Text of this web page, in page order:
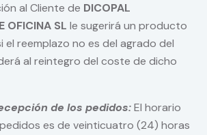
al Cliente de DICOPAL
OFICINA SL le sugerirá un producto
el reemplazo no es del agrado del
al reintegro del coste de dicho
de los pedidos:El horario
es de veinticuatro (24) horas